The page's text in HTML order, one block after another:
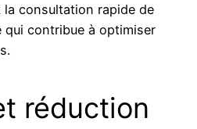
consultation rapide de
qui contribue à optimiser
réduction